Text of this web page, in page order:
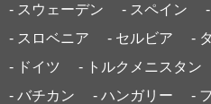
- スウェーデン
- スペイン
- スロベニア
- セルビア -
- ドイツ
- トルクメニスタン
- バチカン
- ハンガリー
-